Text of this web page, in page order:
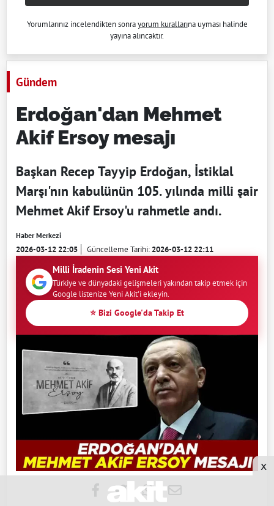
Yorumlarınız incelendikten sonrayorum kurallarına uyması halinde
yayına alıncaktır.
Gündem
Erdoğan'dan Mehmet
Akif Ersoy mesajı
Başkan Recep Tayyip Erdoğan, İstiklal
Marşı'nın kabulünün 105. yılında milli şair
Mehmet Akif Ersoy'u rahmetle andı.
Haber Merkezi
2026-03-12 22:05 Güncelleme Tarihi:2026-03-12 22:11
Milli İradenin Sesi Yeni Akit
Türkiye ve dünyadaki gelişmeleri yakından takip etmek için
Google listenize Yeni Akit'i ekleyin.
⭐ Bizi Google'da Takip Et
x